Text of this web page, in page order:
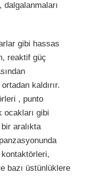
gibi hassas
reaktif güç
kaldırır.
, punto
ocakları gibi
aralıkta
bazı üstünlüklere